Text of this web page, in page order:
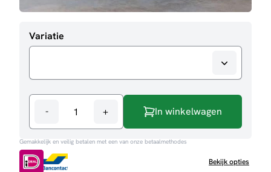
Variatie
-
Otis
aantal
+ In winkelwagen
Gemakkelijk en veilig betalen met een van onze betaalmethodes
Bekijk opties